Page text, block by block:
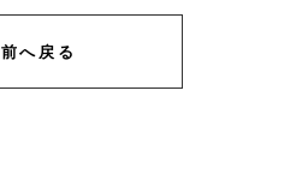
前へ戻る